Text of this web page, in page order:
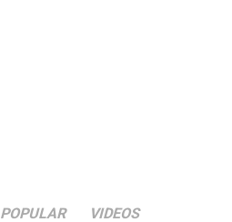
POPULAR VIDEOS